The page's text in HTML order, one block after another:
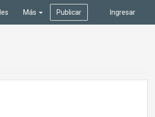
Ingresar
Más Publicar